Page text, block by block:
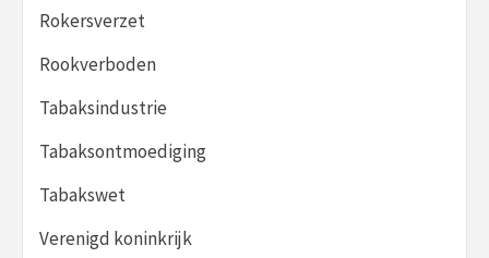
Rokersverzet
Rookverboden
Tabaksindustrie
Tabaksontmoediging
Tabakswet
Verenigd koninkrijk